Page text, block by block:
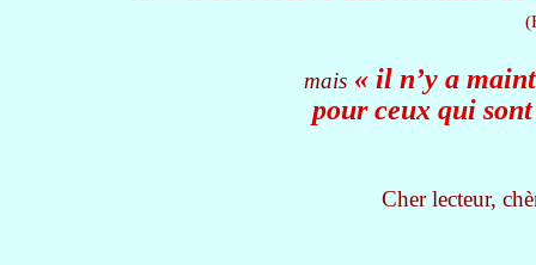
mais« il n’y a
pour ceux qui
Cher lecteur,